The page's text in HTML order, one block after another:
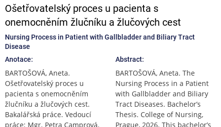
Ošetřovatelský proces u pacienta s
onemocněním žlučníku a žlučových cest
Nursing Process in Patient with Gallbladder and Biliary Tract
Disease
Anotace:
BARTOŠOVÁ, Aneta.
Ošetřovatelský proces u
pacienta s onemocněním
žlučníku a žlučových cest.
Bakalářská práce. Vedoucí
práce: Mgr. Petra Camprová.
Abstract:
BARTOŠOVÁ, Aneta. The
Nursing Process in a Patient
with Gallbladder and Biliary
Tract Diseases. Bachelor’s
Thesis. College of Nursing,
Prague, 2026. This bachelor’s